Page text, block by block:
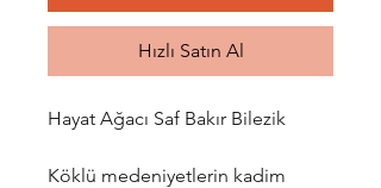
Hızlı Satın Al
Hayat Ağacı Saf Bakır Bilezik
Köklü medeniyetlerin kadim